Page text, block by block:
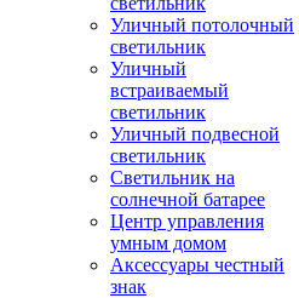
Уличный потолочный
светильник
Уличный
встраиваемый
светильник
Уличный подвесной
светильник
Светильник на
солнечной батарее
Центр управления
умным домом
Аксессуары честный
знак